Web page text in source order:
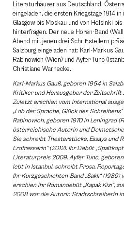
Literaturhäuser aus Deutschland,
eingeladen, die ersten Kriegstage 1914
Glasgow bis Moskau und von Helsinki
hinterfragen. Der neue Horen-Band
Abend mit jenen drei Schriftstellern
Salzburg eingeladen hat: Karl-Markus
Rabinowich (Wien) und Ayfer Tunc
Christiane Warnecke.
Karl-Markus Gauß, geboren 1954 in
Kritiker und Herausgeber der Zeitschrift
Zuletzt erschien vom international
„Lob der Sprache, Glück des Schreibens“
Rabinowich, geboren 1970 in Leningrad
österreichische Autorin und
Sie schreibt Theaterstücke, Essays und
Erdfresserin“ (2012). Ihr Debüt
Literaturpreis 2009. Ayfer Tunc, geboren
lebt in Istanbul, schreibt Prosa,
Ihr Kurzgeschichten-Band „Saklı“
erschien ihr Romandebüt „Kapak Kizi“,
2008 war die Autorin Stadtschreiberin